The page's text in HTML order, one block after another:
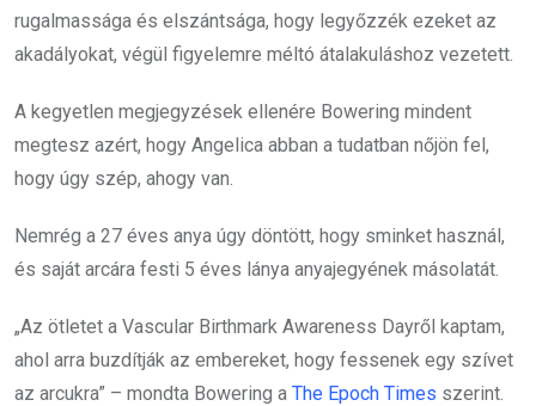
rugalmassága és elszántsága, hogy legyőzzék ezeket az
akadályokat, végül figyelemre méltó átalakuláshoz vezetett.
A kegyetlen megjegyzések ellenére Bowering mindent
megtesz azért, hogy Angelica abban a tudatban nőjön fel,
hogy úgy szép, ahogy van.
Nemrég a 27 éves anya úgy döntött, hogy sminket használ,
és saját arcára festi 5 éves lánya anyajegyének másolatát.
„Az ötletet a Vascular Birthmark Awareness Dayről kaptam,
ahol arra buzdítják az embereket, hogy fessenek egy szívet
az arcukra” – mondta Bowering a The Epoch Times szerint.